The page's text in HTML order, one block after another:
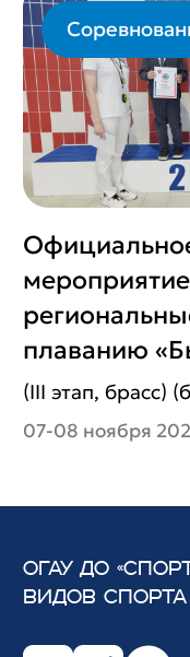
плаванию
(III этап, брасс)
07-08 ноября
ОГАУ ДО
ВИДОВ СПОРТА